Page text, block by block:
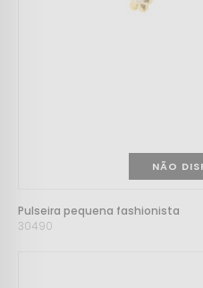
NÃO
Pulseira pequena fashionista
30490